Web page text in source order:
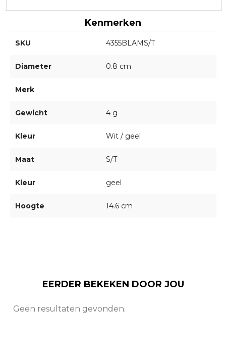
Kenmerken
SKU 4355BLAMS/T
Diameter 0.8 cm
Merk
Gewicht 4 g
Kleur Wit / geel
Maat S/T
Kleur geel
Hoogte 14.6 cm
EERDER BEKEKEN DOOR JOU
Geen resultaten gevonden.